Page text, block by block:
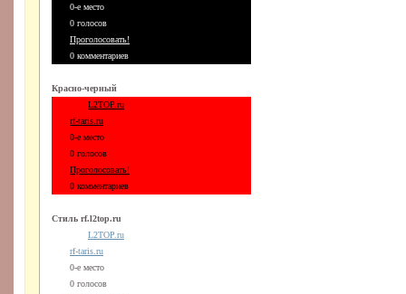
0-е место
0 голосов
Проголосовать!
0 комментариев
Красно-черный
L2TOP.ru
rf-taris.ru
0-е место
0 голосов
Проголосовать!
0 комментариев
Стиль rf.l2top.ru
L2TOP.ru
rf-taris.ru
0-е место
0 голосов